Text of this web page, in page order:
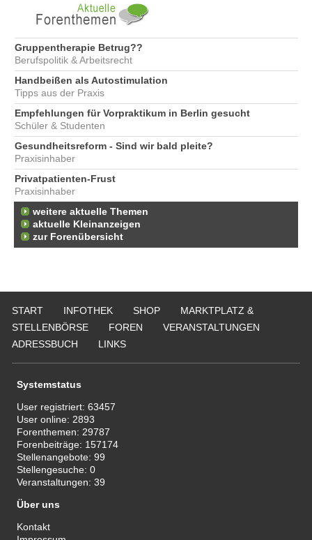
Gruppentherapie Betrug??
Berufspolitik & Arbeitsrecht
Handbeißen als Autostimulation
Tipps aus der Praxis
Empfehlungen für Vorpraktikum in Berlin gesucht
Schüler & Studenten
Gesundheitsreform - Sind wir bald pleite?
Praxisinhaber
Privatpatienten-Frust
Praxisinhaber
weitere aktuelle Themen
aktuelle Kleinanzeigen
zur Forenübersicht
START INFOTHEK SHOP
MARKTPLATZ &
STELLENBÖRSE
FOREN
VERANSTALTUNGEN
ADRESSBUCH
LINKS
Systemstatus
User registriert:63457
User online: 2893
Forenthemen: 29787
Forenbeiträge: 157174
Stellenangebote:99
Stellengesuche:0
Veranstaltungen:39
Über uns
Kontakt